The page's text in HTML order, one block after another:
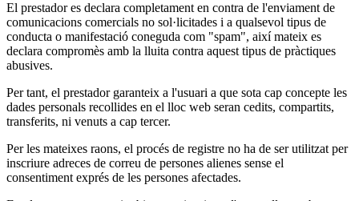
El prestador es declara completament en contra de l'enviament de
comunicacions comercials no sol·licitades i a qualsevol tipus de
conducta o manifestació coneguda com "spam", així mateix es
declara compromès amb la lluita contra aquest tipus de pràctiques
abusives.
Per tant, el prestador garanteix a l'usuari a que sota cap concepte les
dades personals recollides en el lloc web seran cedits, compartits,
transferits, ni venuts a cap tercer.
Per les mateixes raons, el procés de registre no ha de ser utilitzat per
inscriure adreces de correu de persones alienes sense el
consentiment exprés de les persones afectades.